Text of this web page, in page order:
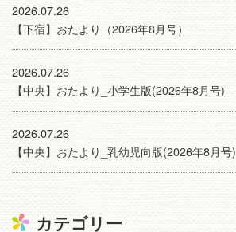
2026.07.26
【下宿】おたより（2026年8月号）
2026.07.26
【中央】おたより_小学生版(2026年8月号)
2026.07.26
【中央】おたより_乳幼児向版(2026年8月号)
カテゴリー